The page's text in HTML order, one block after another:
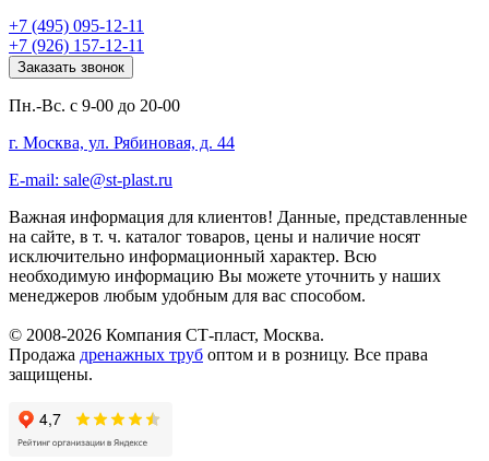
+7 (495) 095-12-11
+7 (926) 157-12-11
Заказать звонок
Пн.-Вс. с 9-00 до 20-00
г. Москва, ул. Рябиновая, д. 44
E-mail: sale@st-plast.ru
Важная информация для клиентов! Данные, представленные
на сайте, в т. ч. каталог товаров, цены и наличие носят
исключительно информационный характер. Всю
необходимую информацию Вы можете уточнить у наших
менеджеров любым удобным для вас способом.
© 2008-2026 Компания СТ-пласт, Москва.
Продажа дренажных труб оптом и в розницу. Все права
защищены.